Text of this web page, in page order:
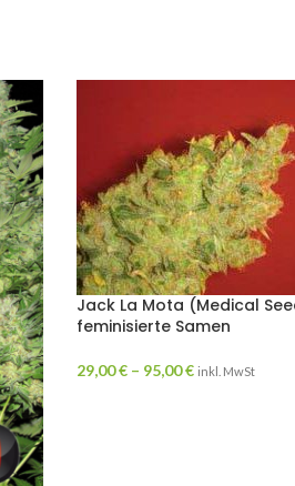
Jack La Mota (Medical
feminisierte Samen
29,00€ – 95,00€ inkl. MwSt